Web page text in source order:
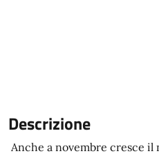
Descrizione
Anche a novembre cresce il